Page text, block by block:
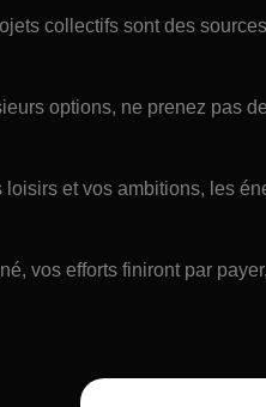
collectifs sont des
options, ne prenez pas
et vos ambitions, les
vos efforts finiront par